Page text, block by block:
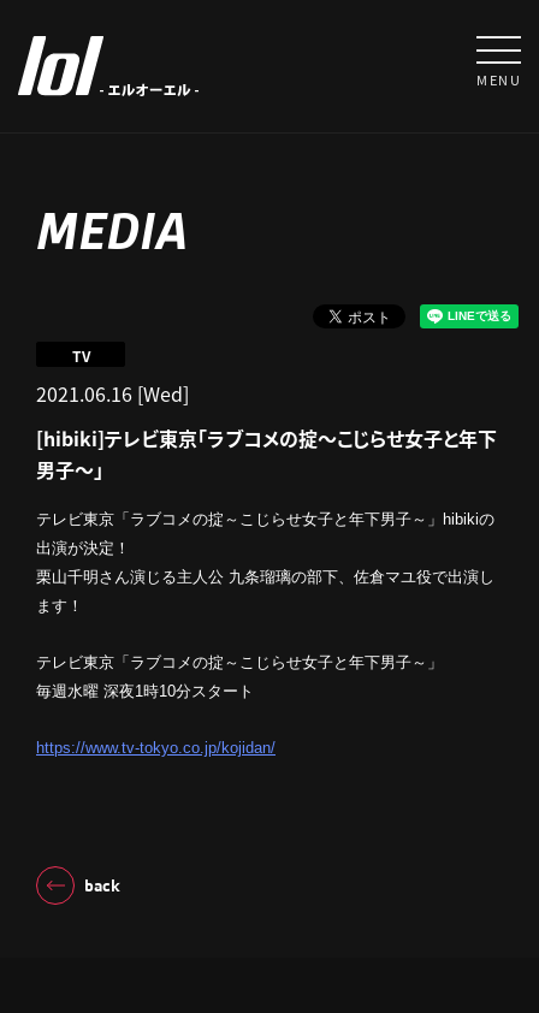
MENU
MEDIA
2021.06.16 [Wed]
TV
[hibiki]テレビ東京「ラブコメの掟～こじらせ女子と年下
男子～」
テレビ東京「ラブコメの掟～こじらせ女子と年下男子～」hibikiの
出演が決定！
栗山千明さん演じる主人公 九条瑠璃の部下、佐倉マユ役で出演し
ます！
テレビ東京「ラブコメの掟～こじらせ女子と年下男子～」
毎週水曜 深夜1時10分スタート
https://www.tv-tokyo.co.jp/kojidan/
back